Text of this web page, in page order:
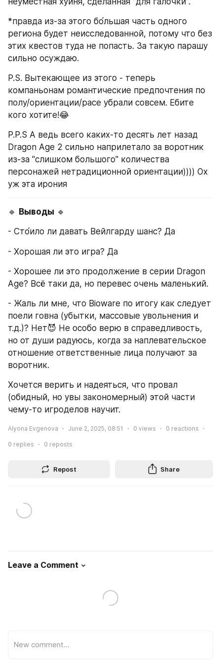
*правда из-за этого бо́льшая часть одного
региона будет неисследованной, потому что без
этих квестов туда не попасть. За такую парашу
сильно осуждаю.
P.S. Вытекающее из этого - теперь
компаньонам романтические предпочтения по
полу/ориентации/расе убрали совсем. Ебите
кого хотите!😂
P.P.S А ведь всего каких-то десять лет назад
Dragon Age 2 сильно наприлетало за воротник
из-за "слишком большого" количества
персонажей нетрадиционной ориентации)))) Ох
уж эта ирония
🔹 Выводы 🔹
- Сто́ило ли давать Вейлгарду шанс? Да
- Хорошая ли это игра? Да
- Хорошее ли это продолжение в серии Dragon
Age? Всё таки да, но перевес очень маленький.
- Жаль ли мне, что Bioware по итогу как следует
поели говна (убытки, массовые увольнения и
т.д.)? Нет😈 Не особо верю в справедливость,
но от души радуюсь, когда за наплевательское
отношение ответственные лица получают за
воротник.
Хочется верить и надеяться, что провал
(обидный, но увы закономерный) этой части
чему-то игроделов научит.
Alyona Evgenova June 2, 2025, 08:51 0 views 0 reactions
0 replies 0 reposts
Repost Share
Leave a Comment